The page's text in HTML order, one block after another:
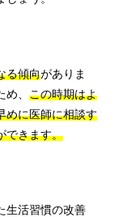
る傾向がありま
、 この時期はよ
めに医師に相談す
できます。
生活習慣の改善